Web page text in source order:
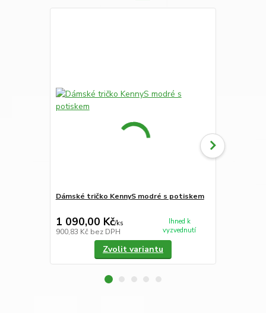
Dámské tričko KennyS modré s potiskem
1 090,00 Kč/ks
900,83 Kč bez DPH
Ihned k
vyzvednutí
Zvolit variantu